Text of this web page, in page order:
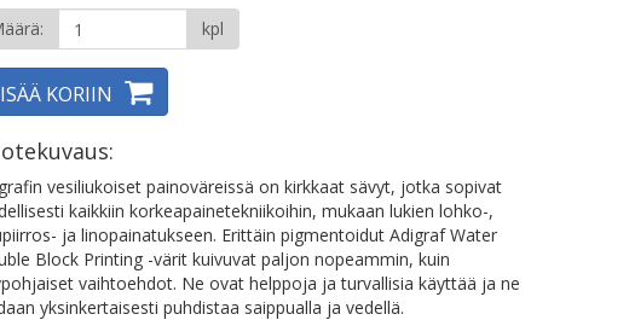
kpl
KORIIN
vesiliukoiset painoväreissä on kirkkaat sävyt, jotka sopivat
kaikkiin korkeapainetekniikoihin, mukaan lukien lohko-,
ja linopainatukseen. Erittäin pigmentoidut Adigraf Water
Block Printing -värit kuivuvat paljon nopeammin, kuin
vaihtoehdot. Ne ovat helppoja ja turvallisia käyttää ja ne
yksinkertaisesti puhdistaa saippualla ja vedellä.